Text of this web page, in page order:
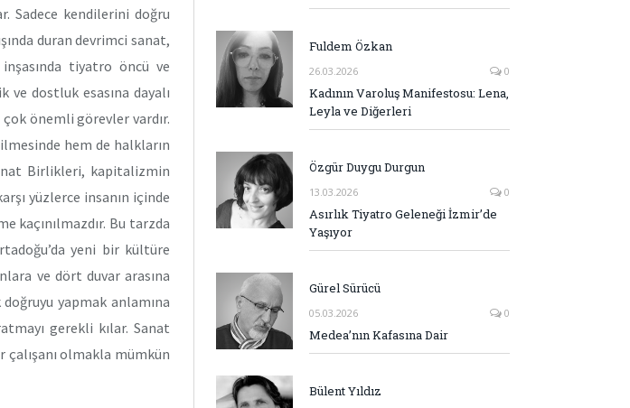
Sadece kendilerini doğru
duran devrimci sanat,
tiyatro öncü ve
dostluk esasına dayalı
önemli görevler vardır.
hem de halkların
Birlikleri, kapitalizmin
yüzlerce insanın içinde
kaçınılmazdır. Bu tarzda
yeni bir kültüre
ve dört duvar arasına
doğruyu yapmak anlamına
gerekli kılar. Sanat
çalışanı olmakla mümkün
Fuldem Özkan
26.03.2026 0
Kadının Varoluş Manifestosu: Lena,
Leyla ve Diğerleri
Özgür Duygu Durgun
13.03.2026 0
Asırlık Tiyatro Geleneği İzmir’de
Yaşıyor
Gürel Sürücü
05.03.2026 0
Medea’nın Kafasına Dair
Bülent Yıldız